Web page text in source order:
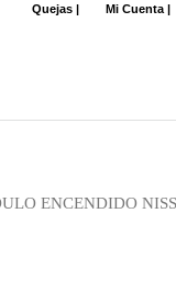
Quejas | Mi Cuenta |
ENCENDIDO